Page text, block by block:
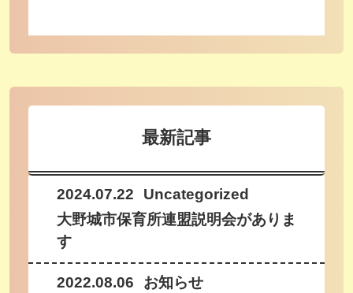
最新記事
2024.07.22
Uncategorized
大野城市保育所連盟説明会がありま
す
2022.08.06
お知らせ